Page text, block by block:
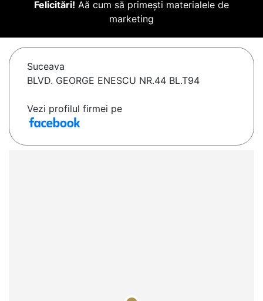
Felicitări! Aă cum să primești materialele de
marketing
Suceava
BLVD. GEORGE ENESCU NR.44 BL.T94
Vezi profilul firmei pe